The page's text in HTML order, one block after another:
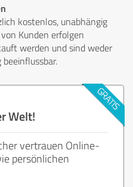
kostenlos, unabhängig
Kunden erfolgen
werden und sind weder
Welt!
vertrauen Online-
persönlichen